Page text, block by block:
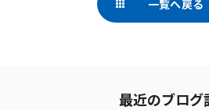
一覧へ戻る
最近のブログ